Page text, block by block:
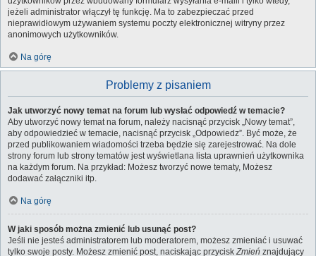
jeżeli administrator włączył tę funkcję. Ma to zabezpieczać przed
nieprawidłowym używaniem systemu poczty elektronicznej witryny przez
anonimowych użytkowników.
Na górę
Problemy z pisaniem
Jak utworzyć nowy temat na forum lub wysłać odpowiedź w temacie?
Aby utworzyć nowy temat na forum, należy nacisnąć przycisk „Nowy temat”,
aby odpowiedzieć w temacie, nacisnąć przycisk „Odpowiedz”. Być może, że
przed publikowaniem wiadomości trzeba będzie się zarejestrować. Na dole
strony forum lub strony tematów jest wyświetlana lista uprawnień użytkownika
na każdym forum. Na przykład: Możesz tworzyć nowe tematy, Możesz
dodawać załączniki itp.
Na górę
W jaki sposób można zmienić lub usunąć post?
Jeśli nie jesteś administratorem lub moderatorem, możesz zmieniać i usuwać
tylko swoje posty. Możesz zmienić post, naciskając przyciskZmień znajdujący